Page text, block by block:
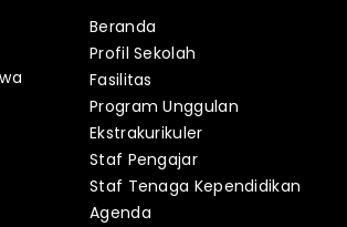
Beranda
Profil Sekolah
Fasilitas
Program Unggulan
Ekstrakurikuler
Staf Pengajar
Staf Tenaga Kependidikan
Agenda